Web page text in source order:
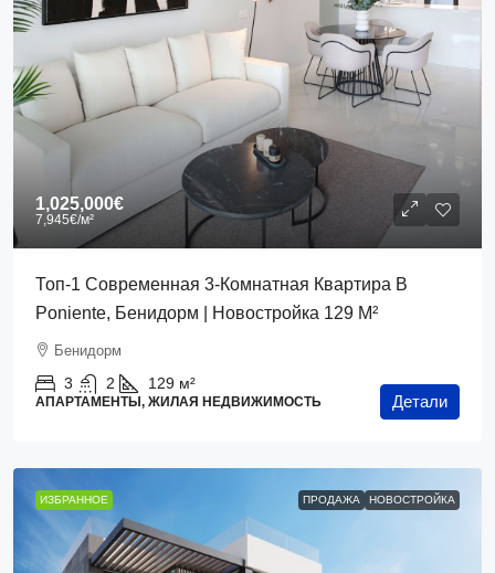
1,025,000€
7,945€/м²
Топ-1 Современная 3-Комнатная Квартира В
Poniente, Бенидорм | Новостройка 129 М²
Бенидорм
3 2 129 м²
АПАРТАМЕНТЫ, ЖИЛАЯ НЕДВИЖИМОСТЬ Детали
ИЗБРАННОЕ ПРОДАЖА НОВОСТРОЙКА